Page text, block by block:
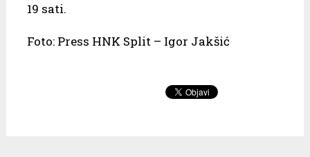
19 sati.
Foto: Press HNK Split – Igor Jakšić